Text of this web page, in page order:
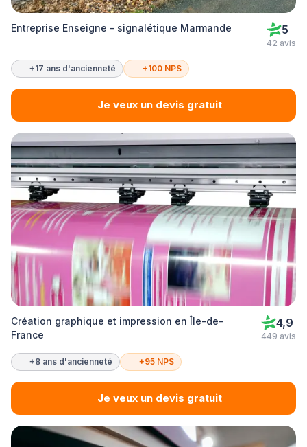
Entreprise Enseigne - signalétique Marmande 5
42 avis
+17 ans d'ancienneté +100 NPS
Je veux un devis gratuit
Création graphique et impression en Île-de-
France
4,9
449 avis
+8 ans d'ancienneté +95 NPS
Je veux un devis gratuit